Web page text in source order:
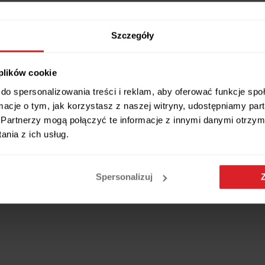
Szczegóły
cookie
spersonalizowania treści i reklam, aby oferować funkcje
o tym, jak korzystasz z naszej witryny, udostępniamy
mogą połączyć te informacje z innymi danymi
z ich usług.
Spersonalizuj
okiennej, która odmieni Twoje wnętrze. Ciemna kolorystyka
Praktyczny, ciemny kolor zapewnia dobre zaciemnienie
sprawdzi się w przypadku okien balkonowych lub tarasowych.
zdecydować się na dekoracyjne podpięcia.
czemu jest wyjątkowo lekka i łatwa do utrzymania w czystości.
materiał na karniszu drążkowym oraz dostosować
aranżacjach.